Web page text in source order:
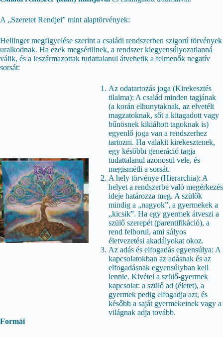
A „Szeretet Rendjei” mint alaptörvények:
Hellinger megfigyelése szerint a családi rendszerben szigorú törvények
uralkodnak. Ha ezek megsérülnek, a rendszer kiegyensúlyozatlanná
válik, és a leszármazottak tudattalanul átvehetik a felmenők negatív
sorsát:
Az odatartozás joga (Kirekesztés
tilalma): A család minden tagjának
(a korán elhunytaknak, az elvetélt
magzatoknak, sőt a kitagadott vagy
bűnösnek kikiáltott tagoknak is)
egyenlő joga van a rendszerhez
tartozni. Ha valakit kirekesztenek,
egy későbbi generáció tagja
tudattalanul azonosul vele, és
megismétli a sorsát.
A hely törvénye (Hierarchia): A
helyet a rendszerbe való megérkezés
ideje határozza meg. A szülők
mindig a „nagyok”, a gyermekek a
„kicsik”. Ha egy gyermek átveszi a
szülő szerepét (parentifikáció), a
rend felborul, ami súlyos
életvezetési akadályokat okoz.
Az adás és elfogadás egyensúlya: A
kapcsolatokban az adásnak és az
elfogadásnak egyensúlyban kell
lennie. Kivétel a szülő-gyermek
kapcsolat: a szülő ad (életet), a
gyermek pedig elfogadja azt, és
később a saját gyermekeinek vagy a
világnak adja tovább.
Formái